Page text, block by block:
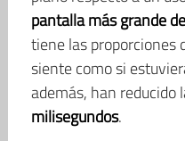
pantalla más grande
tiene las proporciones
siente como si
además, han reducido
milisegundos.